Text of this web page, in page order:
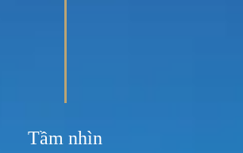
Tầm nhìn